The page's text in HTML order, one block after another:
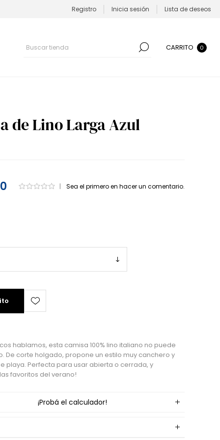
Registro Inicia sesión Lista de deseos
CARRITO 0
de Lino Larga Azul
| Sea el primero en hacer un comentario.
hablamos, esta camisa 100% lino italiano no puede
De corte holgado, propone un estilo muy canchero y
playa. Perfecta para usar abierta o cerrada, y
favoritos del verano!
¡Probá el calculador!